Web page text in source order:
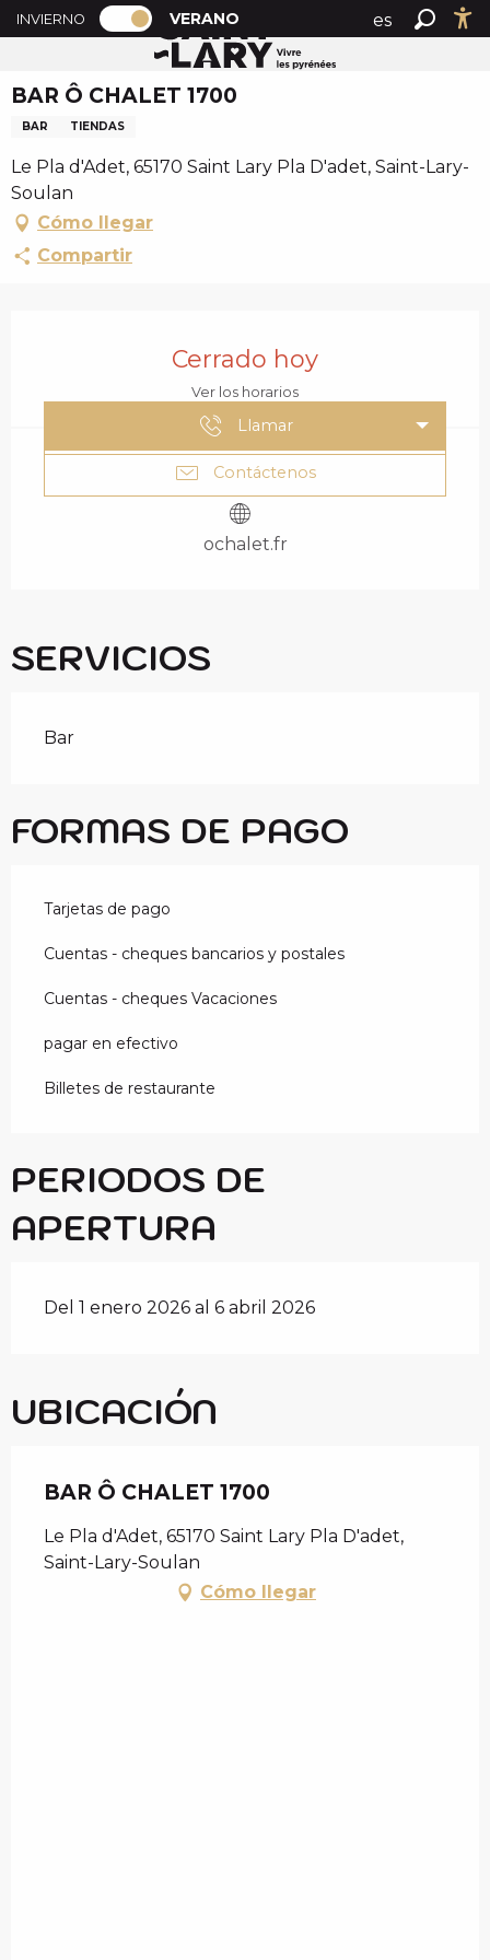
A
l
e
r
u
c
o
n
PAGE D’ACCUEIL ACTUELLE ÉTÉ : PASSER EN MODE
INVIERNO PAGE D’ACCUEIL ACTUELLE ÉTÉ :
VERANO
es
Buscar
Accueil verano BAR Ô CHALET 1700
BAR Ô CHALET 1700
BAR TIENDAS
Le Pla d'Adet, 65170 Saint Lary Pla D'adet, Saint-Lary-
Soulan
Cómo llegar
Compartir
Cerrado hoy
Ver los horarios
Llamar
Contáctenos
ochalet.fr
SERVICIOS
Bar
FORMAS DE PAGO
Tarjetas de pago
Cuentas - cheques bancarios y postales
Cuentas - cheques Vacaciones
pagar en efectivo
Billetes de restaurante
PERIODOS DE
APERTURA
Del 1 enero 2026 al 6 abril 2026
UBICACIÓN
BAR Ô CHALET 1700
Le Pla d'Adet, 65170 Saint Lary Pla D'adet,
Saint-Lary-Soulan
Cómo llegar